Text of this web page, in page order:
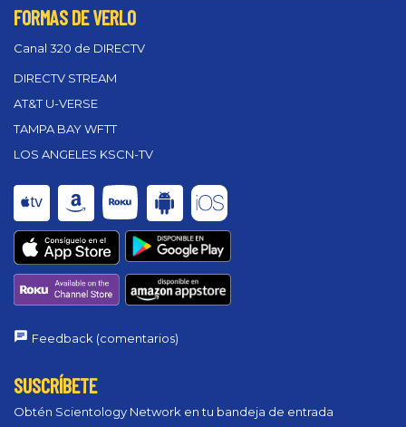
FORMAS DE VERLO
Canal 320 de DIRECTV
DIRECTV STREAM
AT&T U-VERSE
TAMPA BAY WFTT
LOS ANGELES KSCN-TV
Feedback (comentarios)
SUSCRÍBETE
Obtén Scientology Network en tu bandeja de entrada